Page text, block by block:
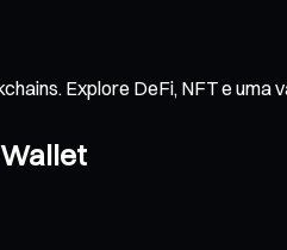
Explore DeFi, NFT e